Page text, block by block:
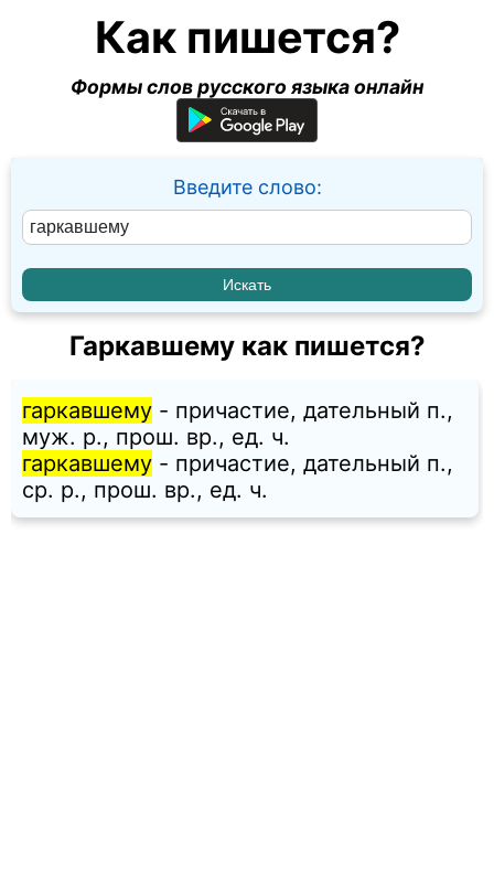
Как пишется?
Формы слов русского языка онлайн
Введите слово:
Гаркавшему как пишется?
гаркавшему - причастие, дательный п.,
муж. p., прош. вр., ед. ч.
гаркавшему - причастие, дательный п.,
ср. p., прош. вр., ед. ч.